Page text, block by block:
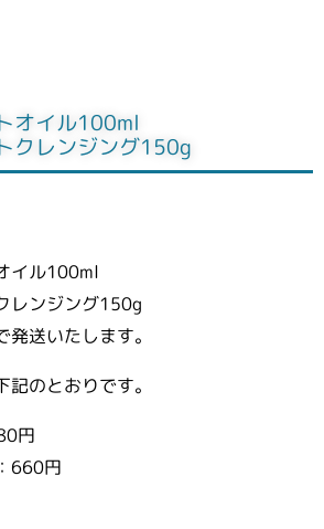
オイル100ml
クレンジング150g
イル100ml
レンジング150g
送いたします。
のとおりです。
円
660円